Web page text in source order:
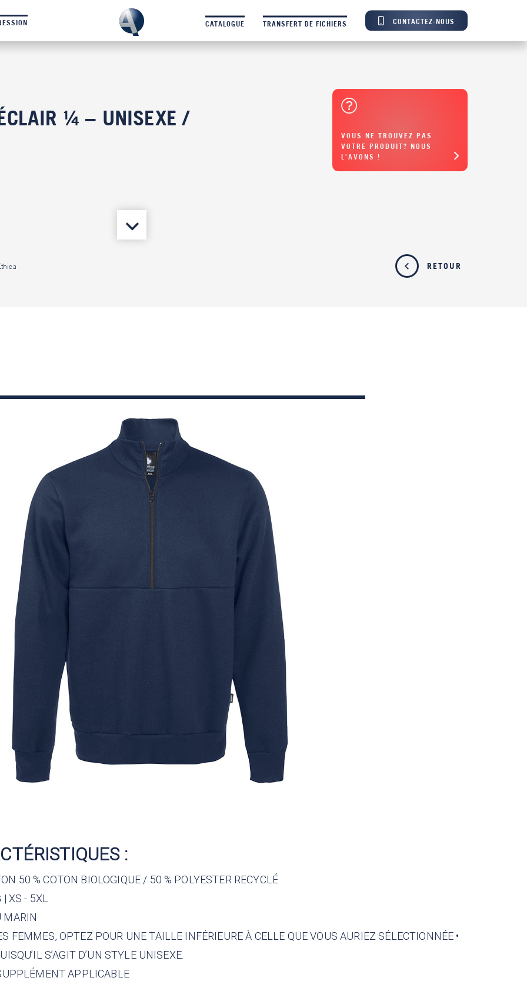
CATALOGUE TRANSFERT DE FICHIERS CONTACTEZ-NOUS
¼ – UNISEXE /
VOUS NE TROUVEZ PAS
VOTRE PRODUIT? NOUS
L'AVONS !
RETOUR
:
50 % COTON BIOLOGIQUE / 50 % POLYESTER RECYCLÉ
XS - 5XL
MARIN
FEMMES, OPTEZ POUR UNE TAILLE INFÉRIEURE À CELLE QUE VOUS AURIEZ SÉLECTIONNÉE •
S’AGIT D’UN STYLE UNISEXE.
APPLICABLE